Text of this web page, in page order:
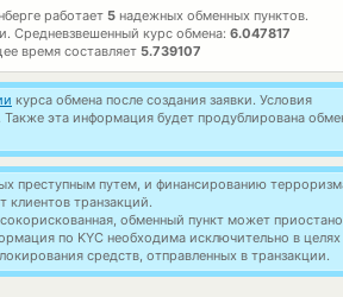
работает 5 надежных обменных пунктов.
Средневзвешенный курс обмена: 6.047817
время составляет 5.739107
курса обмена после создания заявки. Условия
эта информация будет продублирована
преступным путем, и финансированию
клиентов транзакций.
обменный пункт может
по KYC необходима исключительно в целях
средств, отправленных в транзакции.